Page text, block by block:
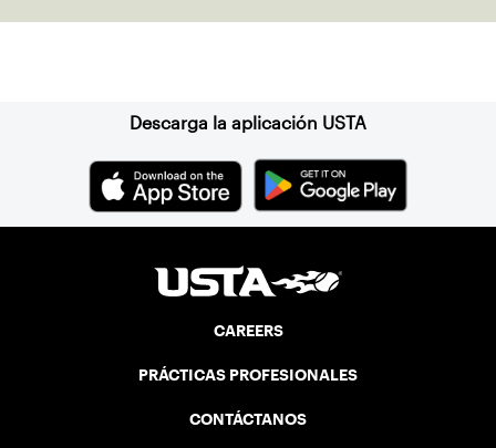
Descarga la aplicación USTA
CAREERS
PRÁCTICAS PROFESIONALES
CONTÁCTANOS